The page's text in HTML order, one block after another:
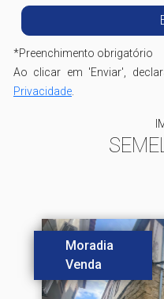
*Preenchimento obrigatório
Ao clicar em 'Enviar',
Privacidade
Moradia
Venda